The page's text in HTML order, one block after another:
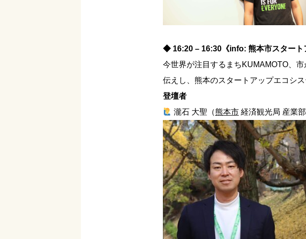
◆ 16:20 – 16:30《info: 熊本市スタート
今世界が注目するまちKUMAMOTO、
伝えし、熊本のスタートアップエコシ
登壇者
瀧石 大聖（熊本市経済観光局 産業部